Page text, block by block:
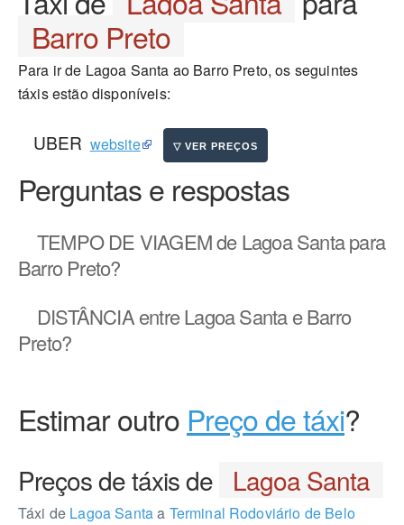
Barro Preto
Para ir de Lagoa Santa ao Barro Preto, os seguintes
táxis estão disponíveis:
UBER website
Perguntas e respostas
TEMPO DE VIAGEMde Lagoa Santa para
Barro Preto?
DISTÂNCIAentre Lagoa Santa e Barro
Preto?
Estimar outro Preço de táxi?
Preços de táxis de Lagoa Santa
Táxi de Lagoa Santaa Terminal Rodoviário de Belo